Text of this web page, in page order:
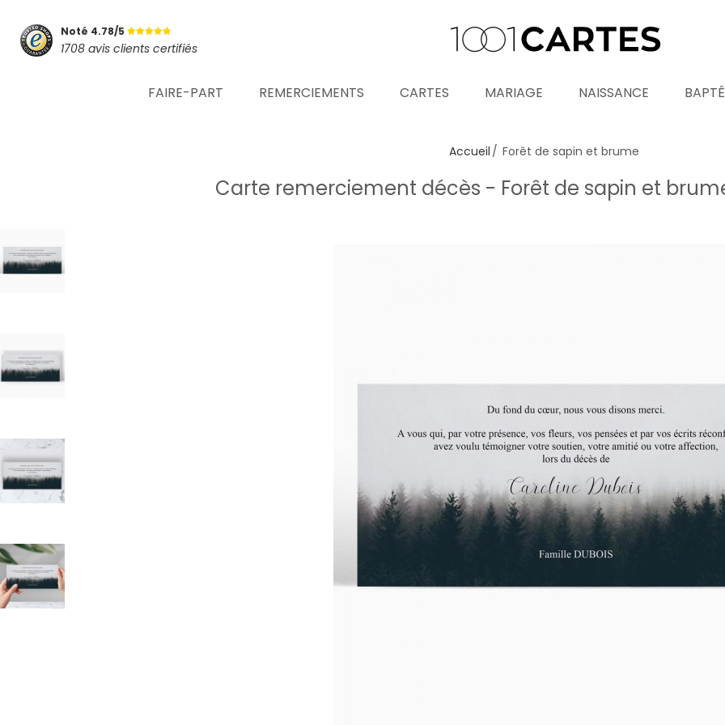
Noté 4.78/5
1708 avis clients certifiés
FAIRE-PART REMERCIEMENTS CARTES MARIAGE NAISSANCE
SE CONNECTER
Accueil Forêt de sapin et brume
Carte remerciement décès - Forêt de sapin et